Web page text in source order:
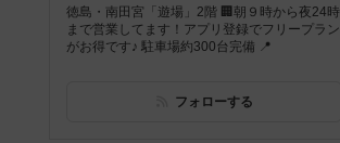
徳島・南田宮「遊場」2階 🏢朝９時から夜24時
まで営業してます！アプリ登録でフリープラン
がお得です♪ 駐車場約300台完備 📍
フォローする